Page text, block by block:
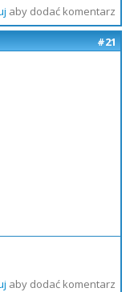
aby dodać komentarz
#21
aby dodać komentarz